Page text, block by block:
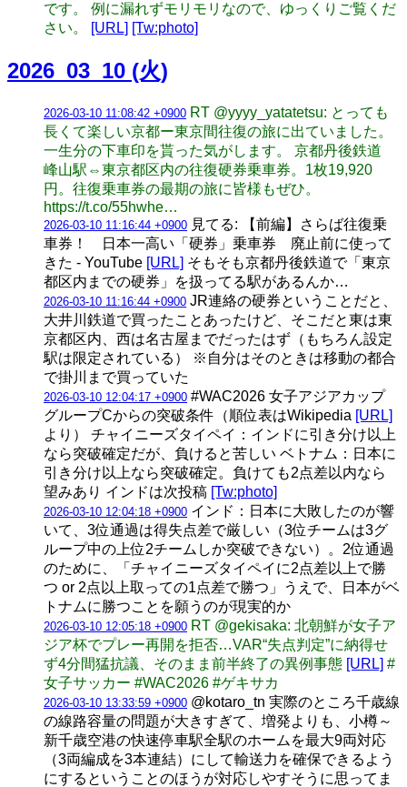
です。 例に漏れずモリモリなので、ゆっくりご覧くだ
さい。
[URL] [Tw:photo]
2026_03_10 (火)
2026-03-10 11:08:42 +0900 RT @yyyy_yatatetsu: とっても
長くて楽しい京都ー東京間往復の旅に出ていました。
一生分の下車印を貰った気がします。 京都丹後鉄道
峰山駅⇔東京都区内の往復硬券乗車券。1枚19,920
円。往復乗車券の最期の旅に皆様もぜひ。
https://t.co/55hwhe…
2026-03-10 11:16:44 +0900 見てる: 【前編】さらば往復乗
車券！ 日本一高い「硬券」乗車券 廃止前に使って
きた - YouTube [URL] そもそも京都丹後鉄道で「東京
都区内までの硬券」を扱ってる駅があるんか…
2026-03-10 11:16:44 +0900 JR連絡の硬券ということだと、
大井川鉄道で買ったことあったけど、そこだと東は東
京都区内、西は名古屋までだったはず（もちろん設定
駅は限定されている） ※自分はそのときは移動の都合
で掛川まで買っていた
2026-03-10 12:04:17 +0900 #WAC2026 女子アジアカップ
グループCからの突破条件（順位表はWikipedia [URL]
より） チャイニーズタイペイ：インドに引き分け以上
なら突破確定だが、負けると苦しい ベトナム：日本に
引き分け以上なら突破確定。負けても2点差以内なら
望みあり インドは次投稿 [Tw:photo]
2026-03-10 12:04:18 +0900 インド：日本に大敗したのが響
いて、3位通過は得失点差で厳しい（3位チームは3グ
ループ中の上位2チームしか突破できない）。2位通過
のために、「チャイニーズタイペイに2点差以上で勝
つ or 2点以上取っての1点差で勝つ」うえで、日本がベ
トナムに勝つことを願うのが現実的か
2026-03-10 12:05:18 +0900 RT @gekisaka: 北朝鮮が女子ア
ジア杯でプレー再開を拒否…VAR“失点判定”に納得せ
ず4分間猛抗議、そのまま前半終了の異例事態 [URL] #
女子サッカー #WAC2026 #ゲキサカ
2026-03-10 13:33:59 +0900 @kotaro_tn 実際のところ千歳線
の線路容量の問題が大きすぎて、増発よりも、小樽～
新千歳空港の快速停車駅全駅のホームを最大9両対応
（3両編成を3本連結）にして輸送力を確保できるよう
にするということのほうが対応しやすそうに思ってま